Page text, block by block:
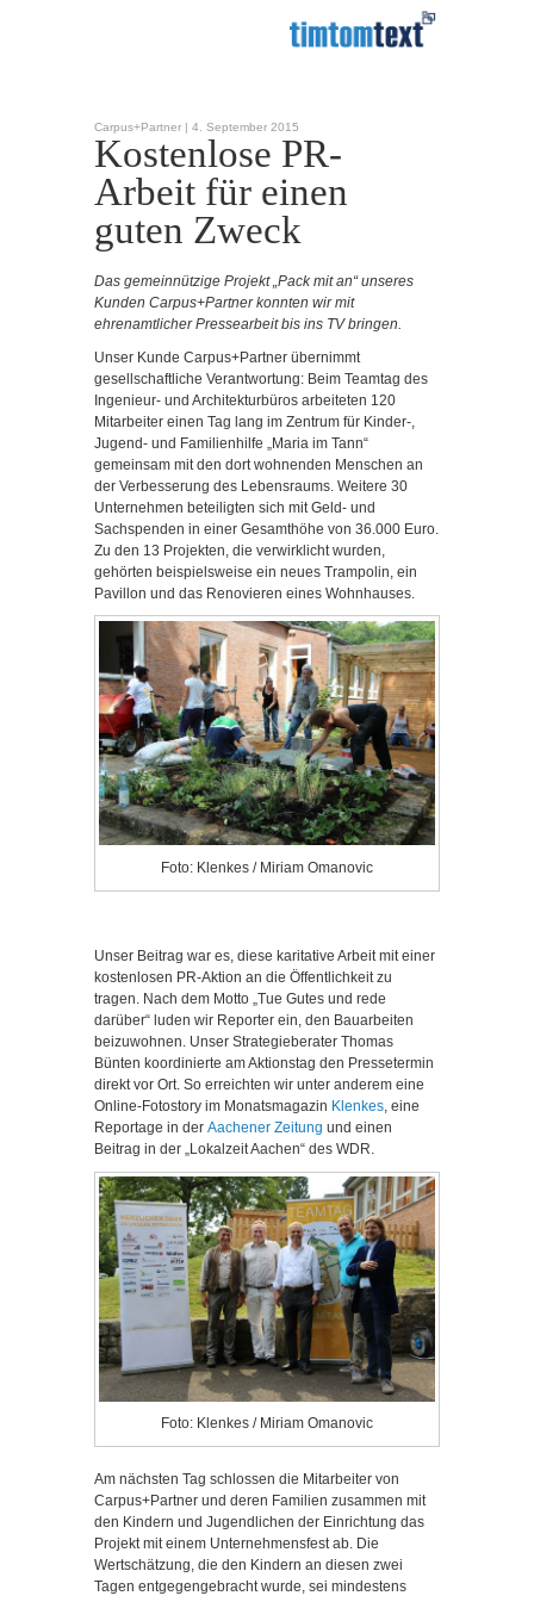
Carpus+Partner | 4. September 2015
Kostenlose PR-
Arbeit für einen
guten Zweck
Das gemeinnützige Projekt „Pack mit an“ unseres
Kunden Carpus+Partner konnten wir mit
ehrenamtlicher Pressearbeit bis ins TV bringen.
Unser Kunde Carpus+Partner übernimmt
gesellschaftliche Verantwortung: Beim Teamtag des
Ingenieur- und Architekturbüros arbeiteten 120
Mitarbeiter einen Tag lang im Zentrum für Kinder-,
Jugend- und Familienhilfe „Maria im Tann“
gemeinsam mit den dort wohnenden Menschen an
der Verbesserung des Lebensraums. Weitere 30
Unternehmen beteiligten sich mit Geld- und
Sachspenden in einer Gesamthöhe von 36.000 Euro.
Zu den 13 Projekten, die verwirklicht wurden,
gehörten beispielsweise ein neues Trampolin, ein
Pavillon und das Renovieren eines Wohnhauses.
Foto: Klenkes / Miriam Omanovic
Unser Beitrag war es, diese karitative Arbeit mit einer
kostenlosen PR-Aktion an die Öffentlichkeit zu
tragen. Nach dem Motto „Tue Gutes und rede
darüber“ luden wir Reporter ein, den Bauarbeiten
beizuwohnen. Unser Strategieberater Thomas
Bünten koordinierte am Aktionstag den Pressetermin
direkt vor Ort. So erreichten wir unter anderem eine
Online-Fotostory im Monatsmagazin Klenkes, eine
Reportage in der Aachener Zeitung und einen
Beitrag in der „Lokalzeit Aachen“ des WDR.
Foto: Klenkes / Miriam Omanovic
Am nächsten Tag schlossen die Mitarbeiter von
Carpus+Partner und deren Familien zusammen mit
den Kindern und Jugendlichen der Einrichtung das
Projekt mit einem Unternehmensfest ab. Die
Wertschätzung, die den Kindern an diesen zwei
Tagen entgegengebracht wurde, sei mindestens